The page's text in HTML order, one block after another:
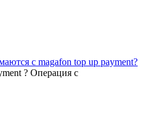
с magafon top up payment?
? Операция с